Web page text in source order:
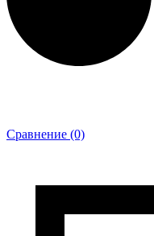
Сравнение (0)